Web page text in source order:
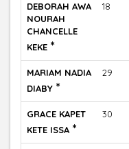
DEBORAH AWA
NOURAH
CHANCELLE
KEKE *
18
MARIAM NADIA
DIABY *
29
GRACE KAPET
KETE ISSA *
30